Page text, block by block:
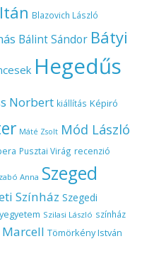
Blazovich László
Bálint Sándor Bátyi
Hegedűs
Norbert kiállítás Képiró
Máté Zsolt Mód László
Pusztai Virág recenzió
Anna Szeged
Színház Szegedi
Szilasi László színház
Tömörkény István